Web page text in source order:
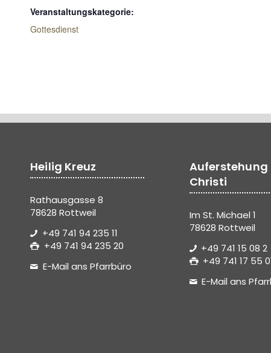
Veranstaltungskategorie:
Gottesdienst
Heilig Kreuz
Rathausgasse 8
78628 Rottweil
+49 741 94 235 11
+49 741 94 235 20
E-Mail ans Pfarrbüro
Auferstehung
Christi
Im St. Michael 1
78628 Rottweil
+49 741 15 08 2
+49 741 17 55
E-Mail ans